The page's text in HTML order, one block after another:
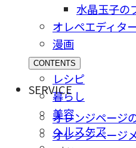
水晶玉子の
オレペエディタ
漫画
CONTENTS
レシピ
暮らし
美容
ヘルスケア
SERVICE
オレンジページ
オレンジページ